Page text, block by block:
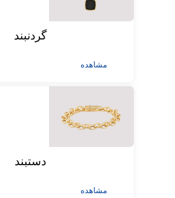
گردنبند
مشاهده
دستبند
مشاهده